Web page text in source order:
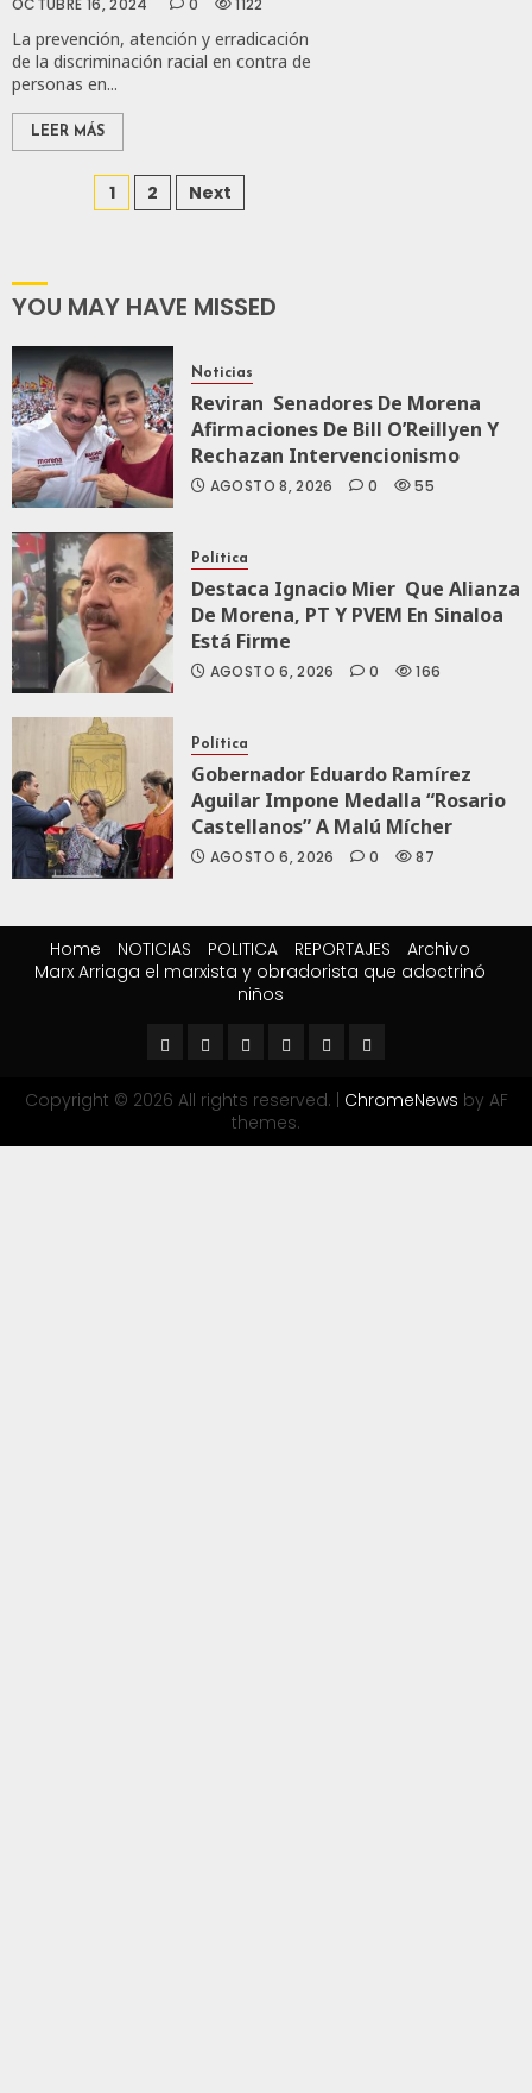
OCTUBRE 16, 2024
0 1122
La prevención, atención y erradicación
de la discriminación racial en contra de
personas en...
LEER MÁS
1 2 Next
YOU MAY HAVE MISSED
Noticias
Reviran Senadores De Morena
Afirmaciones De Bill O’Reillyen Y
Rechazan Intervencionismo
AGOSTO 8, 2026 0 55
Política
Destaca Ignacio Mier Que Alianza
De Morena, PT Y PVEM En Sinaloa
Está Firme
AGOSTO 6, 2026 0 166
Política
Gobernador Eduardo Ramírez
Aguilar Impone Medalla “Rosario
Castellanos” A Malú Mícher
AGOSTO 6, 2026 0 87
Home NOTICIAS POLITICA REPORTAJES
Archivo
Marx Arriaga el marxista y obradorista que adoctrinó
niños
Copyright © 2026 All rights reserved. ChromeNews by AF
themes.